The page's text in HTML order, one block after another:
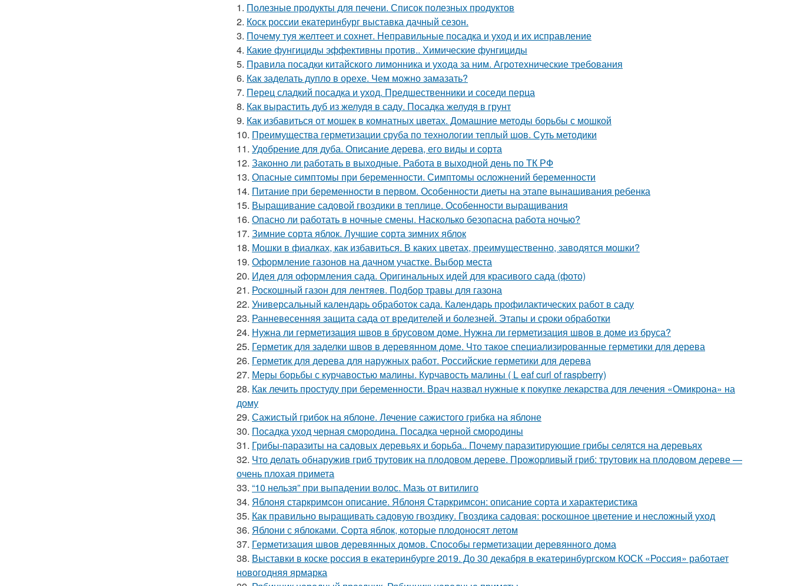
1. Полезные продукты для печени. Список полезных продуктов
2. Коск россии екатеринбург выставка дачный сезон.
3. Почему туя желтеет и сохнет. Неправильные посадка и уход и их исправление
4. Какие фунгициды эффективны против.. Химические фунгициды
5. Правила посадки китайского лимонника и ухода за ним. Агротехнические требования
6. Как заделать дупло в орехе. Чем можно замазать?
7. Перец сладкий посадка и уход. Предшественники и соседи перца
8. Как вырастить дуб из желудя в саду. Посадка желудя в грунт
9. Как избавиться от мошек в комнатных цветах. Домашние методы борьбы с мошкой
10. Преимущества герметизации сруба по технологии теплый шов. Суть методики
11. Удобрение для дуба. Описание дерева, его виды и сорта
12. Законно ли работать в выходные. Работа в выходной день по ТК РФ
13. Опасные симптомы при беременности. Симптомы осложнений беременности
14. Питание при беременности в первом. Особенности диеты на этапе вынашивания ребенка
15. Выращивание садовой гвоздики в теплице. Особенности выращивания
16. Опасно ли работать в ночные смены. Насколько безопасна работа ночью?
17. Зимние сорта яблок. Лучшие сорта зимних яблок
18. Мошки в фиалках, как избавиться. В каких цветах, преимущественно, заводятся мошки?
19. Оформление газонов на дачном участке. Выбор места
20. Идея для оформления сада. Оригинальных идей для красивого сада (фото)
21. Роскошный газон для лентяев. Подбор травы для газона
22. Универсальный календарь обработок сада. Календарь профилактических работ в саду
23. Ранневесенняя защита сада от вредителей и болезней. Этапы и сроки обработки
24. Нужна ли герметизация швов в брусовом доме. Нужна ли герметизация швов в доме из бруса?
25. Герметик для заделки швов в деревянном доме. Что такое специализированные герметики для дерева
26. Герметик для дерева для наружных работ. Российские герметики для дерева
27. Меры борьбы с курчавостью малины. Курчавость малины ( L eaf curl of raspberry)
28. Как лечить простуду при беременности. Врач назвал нужные к покупке лекарства для лечения «Омикрона» на
дому
29. Сажистый грибок на яблоне. Лечение сажистого грибка на яблоне
30. Посадка уход черная смородина. Посадка черной смородины
31. Грибы-паразиты на садовых деревьях и борьба.. Почему паразитирующие грибы селятся на деревьях
32. Что делать обнаружив гриб трутовик на плодовом дереве. Прожорливый гриб: трутовик на плодовом дереве —
очень плохая примета
33. “10 нельзя” при выпадении волос. Мазь от витилиго
34. Яблоня старкримсон описание. Яблоня Старкримсон: описание сорта и характеристика
35. Как правильно выращивать садовую гвоздику. Гвоздика садовая: роскошное цветение и несложный уход
36. Яблони с яблоками. Сорта яблок, которые плодоносят летом
37. Герметизация швов деревянных домов. Способы герметизации деревянного дома
38. Выставки в коске россия в екатеринбурге 2019. До 30 декабря в екатеринбургском КОСК «Россия» работает
новогодняя ярмарка